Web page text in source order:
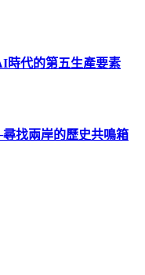
代的第五生產要素
找兩岸的歷史共鳴箱